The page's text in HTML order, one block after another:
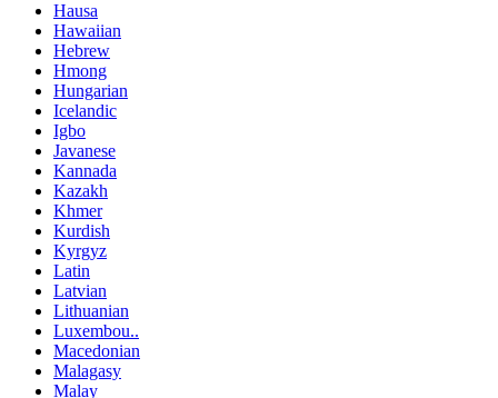
Hausa
Hawaiian
Hebrew
Hmong
Hungarian
Icelandic
Igbo
Javanese
Kannada
Kazakh
Khmer
Kurdish
Kyrgyz
Latin
Latvian
Lithuanian
Luxembou..
Macedonian
Malagasy
Malay